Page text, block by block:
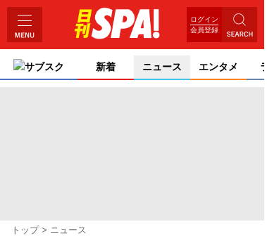
ログイン
会員登録
サブスク 新着 ニュース エンタメ
トップ ニュース